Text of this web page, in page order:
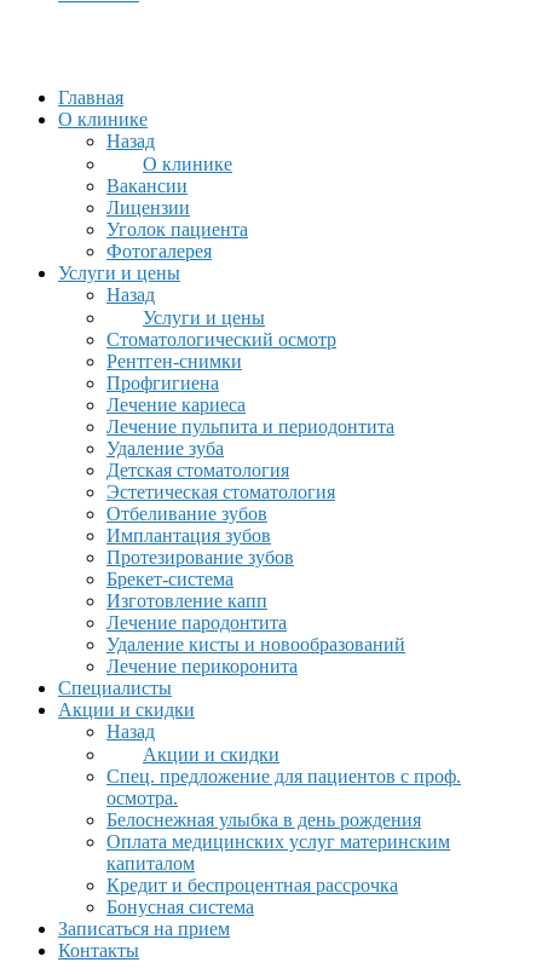
Главная
О клинике
Назад
О клинике
Вакансии
Лицензии
Уголок пациента
Фотогалерея
Услуги и цены
Назад
Услуги и цены
Стоматологический осмотр
Рентген-снимки
Профгигиена
Лечение кариеса
Лечение пульпита и периодонтита
Удаление зуба
Детская стоматология
Эстетическая стоматология
Отбеливание зубов
Имплантация зубов
Протезирование зубов
Брекет-система
Изготовление капп
Лечение пародонтита
Удаление кисты и новообразований
Лечение перикоронита
Специалисты
Акции и скидки
Назад
Акции и скидки
Спец. предложение для пациентов с проф.
осмотра.
Белоснежная улыбка в день рождения
Оплата медицинских услуг материнским
капиталом
Кредит и беспроцентная рассрочка
Бонусная система
Записаться на прием
Контакты